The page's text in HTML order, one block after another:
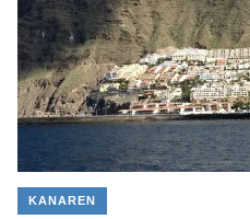
KANAREN